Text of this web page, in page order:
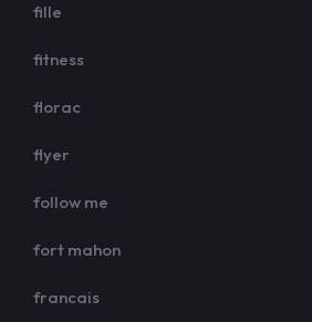
fille
fitness
florac
flyer
follow me
fort mahon
francais